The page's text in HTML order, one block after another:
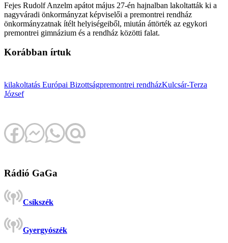
Fejes Rudolf Anzelm apátot május 27-én hajnalban lakoltatták ki a
nagyváradi önkormányzat képviselői a premontrei rendház
önkormányzatnak ítélt helyiségeiből, miután áttörték az egykori
premontrei gimnázium és a rendház közötti falat.
Korábban írtuk
kilakoltatás Európai Bizottságpremontrei rendházKulcsár-Terza
József
Rádió GaGa
Csíkszék
Gyergyószék